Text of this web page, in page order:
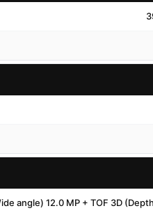
angle) 12.0 MP + TOF 3D